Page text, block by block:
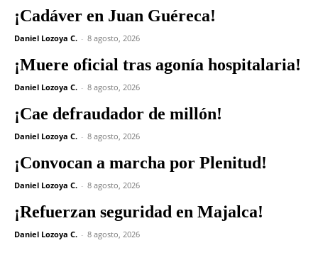
¡Cadáver en Juan Guéreca!
Daniel Lozoya C. - 8 agosto, 2026
¡Muere oficial tras agonía hospitalaria!
Daniel Lozoya C. - 8 agosto, 2026
¡Cae defraudador de millón!
Daniel Lozoya C. - 8 agosto, 2026
¡Convocan a marcha por Plenitud!
Daniel Lozoya C. - 8 agosto, 2026
¡Refuerzan seguridad en Majalca!
Daniel Lozoya C. - 8 agosto, 2026